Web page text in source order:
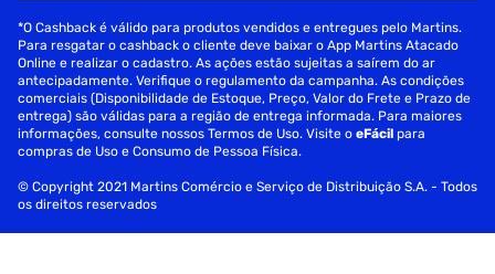
*O Cashback é válido para produtos vendidos e entregues pelo Martins.
Para resgatar o cashback o cliente deve baixar o App Martins Atacado
Online e realizar o cadastro. As ações estão sujeitas a saírem do ar
antecipadamente. Verifique o regulamento da campanha. As condições
comerciais (Disponibilidade de Estoque, Preço, Valor do Frete e Prazo de
entrega) são válidas para a região de entrega informada. Para maiores
informações, consulte nossos Termos de Uso. Visite oeFácil para
compras de Uso e Consumo de Pessoa Física.
© Copyright 2021 Martins Comércio e Serviço de Distribuição S.A. - Todos
os direitos reservados